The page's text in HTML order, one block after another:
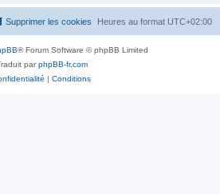
h
Heures au format UTC+02:00
Supprimer les cookies
® Forum Software © phpBB Limited
parphpBB-fr.com
| Conditions